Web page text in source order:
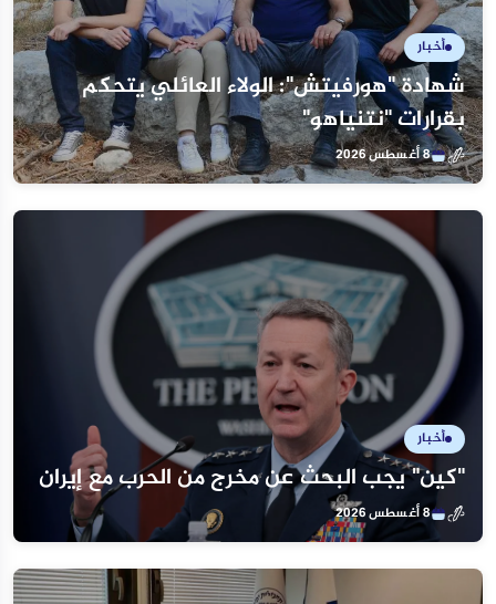
أخبار
شهادة "هورفيتش": الولاء العائلي يتحكم
بقرارات "نتنياهو"
8 أغسطس 2026
أخبار
"كين" يجب البحث عن مخرج من الحرب مع إيران
8 أغسطس 2026